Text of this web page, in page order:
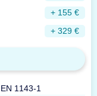
+ 155 €
+ 329 €
1143-1